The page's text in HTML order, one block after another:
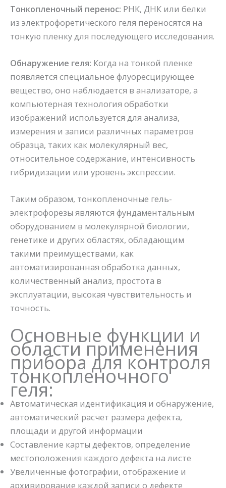
Тонкопленочный перенос: РНК, ДНК или белки
из электрофоретического геля переносятся на
тонкую пленку для последующего исследования.
Обнаружение геля: Когда на тонкой пленке
появляется специальное флуоресцирующее
вещество, оно наблюдается в анализаторе, а
компьютерная технология обработки
изображений используется для анализа,
измерения и записи различных параметров
образца, таких как молекулярный вес,
относительное содержание, интенсивность
гибридизации или уровень экспрессии.
Таким образом, тонкопленочные гель-
электрофорезы являются фундаментальным
оборудованием в молекулярной биологии,
генетике и других областях, обладающим
такими преимуществами, как
автоматизированная обработка данных,
количественный анализ, простота в
эксплуатации, высокая чувствительность и
точность.
Основные функции и
области применения
прибора для контроля
тонкопленочного
геля:
Автоматическая идентификация и обнаружение,
автоматический расчет размера дефекта,
площади и другой информации
Составление карты дефектов, определение
местоположения каждого дефекта на листе
Увеличенные фотографии, отображение и
архивирование каждой записи о дефекте